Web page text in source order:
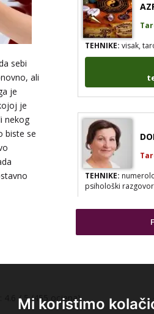
Mi koristimo
sebi
ali
je
je
nekog
biste se
TEHNIKE:visak,
TEHNIKE:
psihološki
TEHNIKE:tarot
4.6 / 5 (455 ocjena)